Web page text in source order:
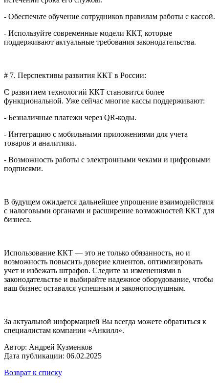
- Обеспечьте обучение сотрудников правилам работы с кассой.
- Используйте современные модели ККТ, которые
поддерживают актуальные требования законодательства.
# 7. Перспективы развития ККТ в России:
С развитием технологий ККТ становится более
функциональной. Уже сейчас многие кассы поддерживают:
- Безналичные платежи через QR-коды.
- Интеграцию с мобильными приложениями для учета
товаров и аналитики.
- Возможность работы с электронными чеками и цифровыми
подписями.
В будущем ожидается дальнейшее упрощение взаимодействия
с налоговыми органами и расширение возможностей ККТ для
бизнеса.
Использование ККТ — это не только обязанность, но и
возможность повысить доверие клиентов, оптимизировать
учет и избежать штрафов. Следите за изменениями в
законодательстве и выбирайте надежное оборудование, чтобы
ваш бизнес оставался успешным и законопослушным.
За актуальной информацией Вы всегда можете обратиться к
специалистам компании «Анкилл».
Автор: Андрей Кузменков
Дата публикации: 06.02.2025
Возврат к списку